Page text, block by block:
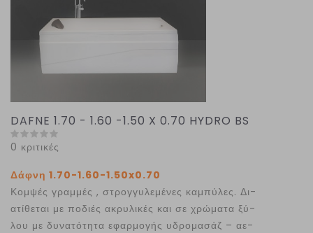
DAFNE 1.70 - 1.60 -1.50 X 0.70 HYDRO BS
0 κριτικές
Δάφνη 1.70-1.60-1.50x0.70
Κομψές γραμμές , στρογγυλεμένες καμπύλες. Δι-
ατίθεται με ποδιές ακρυλικές και σε χρώματα ξύ-
λου με δυνατότητα εφαρμογής υδρομασάζ – αε-